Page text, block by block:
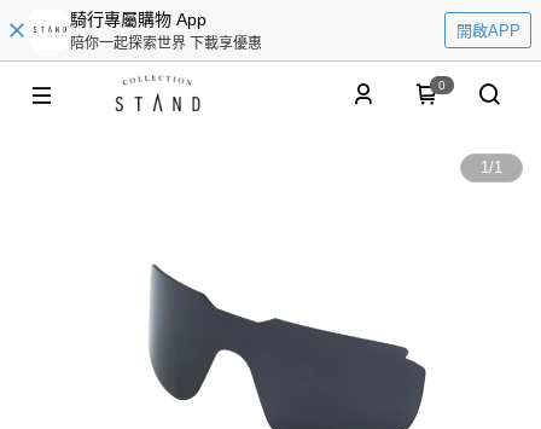
騎行專屬購物 App
陪你一起探索世界 下載享優惠
開啟APP
0
1/1